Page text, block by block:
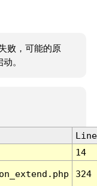
败，可能的原
。
Line
14
324